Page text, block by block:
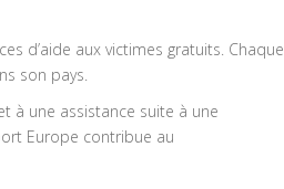
d’aide aux victimes gratuits. Chaque
son pays.
à une assistance suite à une
Europe contribue au